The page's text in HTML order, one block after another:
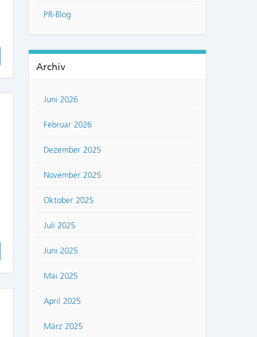
PR-Blog
Archiv
Juni 2026
Februar 2026
Dezember 2025
November 2025
Oktober 2025
Juli 2025
Juni 2025
Mai 2025
April 2025
März 2025